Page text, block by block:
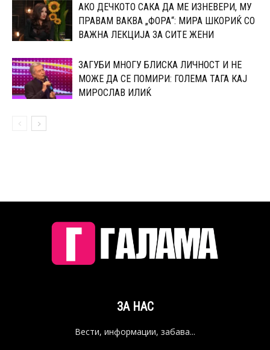
АКО ДЕЧКОТО САКА ДА МЕ ИЗНЕВЕРИ, МУ
ПРАВАМ ВАКВА „ФОРА“: МИРА ШКОРИЌ СО
ВАЖНА ЛЕКЦИЈА ЗА СИТЕ ЖЕНИ
ЗАГУБИ МНОГУ БЛИСКА ЛИЧНОСТ И НЕ
МОЖЕ ДА СЕ ПОМИРИ: ГОЛЕМА ТАГА КАЈ
МИРОСЛАВ ИЛИЌ
ЗА НАС
Вести, информации, забава...